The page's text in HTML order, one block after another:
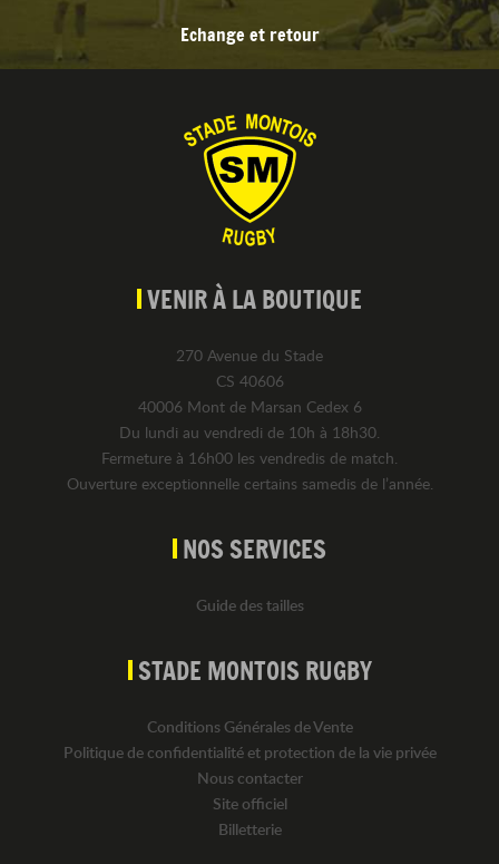
Echange et retour
VENIR À LA BOUTIQUE
270 Avenue du Stade
CS 40606
40006 Mont de Marsan Cedex 6
Du lundi au vendredi de 10h à 18h30.
Fermeture à 16h00 les vendredis de match.
Ouverture exceptionnelle certains samedis de l’année.
NOS SERVICES
Guide des tailles
STADE MONTOIS RUGBY
Conditions Générales de Vente
Politique de confidentialité et protection de la vie privée
Nous contacter
Site officiel
Billetterie